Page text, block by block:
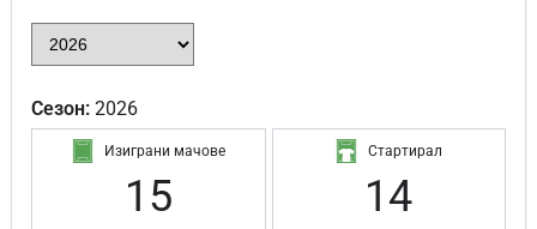
Сезон: 2026
Изиграни мачове
15
Стартирал
14